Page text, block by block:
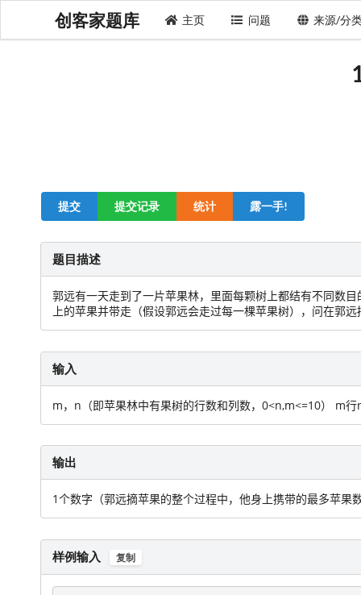
创客家题库 主页 问题 来源/分
提交 提交记录 统计 露一手!
题目描述
郭远有一天走到了一片苹果林，里面每颗树上都结有不同数
上的苹果并带走（假设郭远会走过每一棵苹果树），问在郭
输入
m，n（即苹果林中有果树的行数和列数，0<n,m<=10） m
输出
1个数字（郭远摘苹果的整个过程中，他身上携带的最多苹果
样例输入 复制